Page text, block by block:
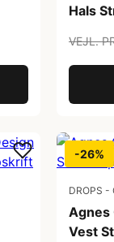
Hals
VEJL.
-26%
DROPS -
Agnes
Vest